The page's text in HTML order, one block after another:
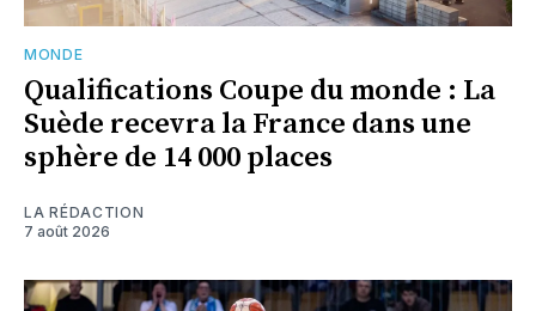
MONDE
Qualifications Coupe du monde : La
Suède recevra la France dans une
sphère de 14 000 places
LA RÉDACTION
7 août 2026